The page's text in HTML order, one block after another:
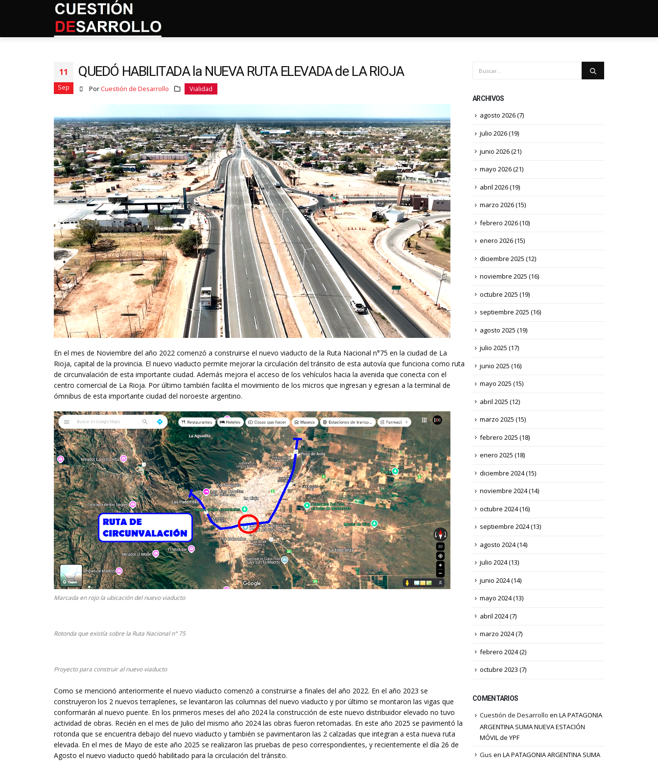
11
Sep
QUEDÓ HABILITADA la NUEVA RUTA ELEVADA de LA RIOJA
Por Cuestión de Desarrollo Vialidad
En el mes de Noviembre del año 2022 comenzó a construirse el nuevo viaducto de la Ruta Nacional n°75 en la ciudad de La
Rioja, capital de la provincia. El nuevo viaducto permite mejorar la circulación del tránsito de esta autovía que funciona como ruta
de circunvalación de esta importante ciudad. Además mejora el acceso de los vehículos hacia la avenida que conecta con el
centro comercial de La Rioja. Por último también facilita el movimiento de los micros que ingresan y egresan a la terminal de
ómnibus de esta importante ciudad del noroeste argentino.
Marcada en rojo la ubicación del nuevo viaducto
Rotonda que existía sobre la Ruta Nacional n° 75
Proyecto para construir al nuevo viaducto
Como se mencionó anteriormente el nuevo viaducto comenzó a construirse a finales del año 2022. En el año 2023 se
construyeron los 2 nuevos terraplenes, se levantaron las columnas del nuevo viaducto y por último se montaron las vigas que
conformarán al nuevo puente. En los primeros meses del año 2024 la construcción de este nuevo distribuidor elevado no tuvo
actividad de obras. Recién en el mes de Julio del mismo año 2024 las obras fueron retomadas. En este año 2025 se pavimentó la
rotonda que se encuentra debajo del nuevo viaducto y también se pavimentaron las 2 calzadas que integran a esta nueva ruta
elevada. En el mes de Mayo de este año 2025 se realizaron las pruebas de peso correspondientes, y recientemente el día 26 de
Agosto el nuevo viaducto quedó habilitado para la circulación del tránsito.
ARCHIVOS
agosto 2026(7)
julio 2026(19)
junio 2026(21)
mayo 2026(21)
abril 2026(19)
marzo 2026(15)
febrero 2026(10)
enero 2026(15)
diciembre 2025 (12)
noviembre 2025 (16)
octubre 2025 (19)
septiembre 2025 (16)
agosto 2025 (19)
julio 2025 (17)
junio 2025 (16)
mayo 2025 (15)
abril 2025 (12)
marzo 2025 (15)
febrero 2025 (18)
enero 2025 (18)
diciembre 2024(15)
noviembre 2024(14)
octubre 2024(16)
septiembre 2024(13)
agosto 2024(14)
julio 2024(13)
junio 2024(14)
mayo 2024(13)
abril 2024(7)
marzo 2024(7)
febrero 2024(2)
octubre 2023 (7)
COMENTARIOS
Cuestión de Desarrollo en LA PATAGONIA
ARGENTINA SUMA NUEVA ESTACIÓN
MÓVIL de YPF
Gus en LA PATAGONIA ARGENTINA SUMA